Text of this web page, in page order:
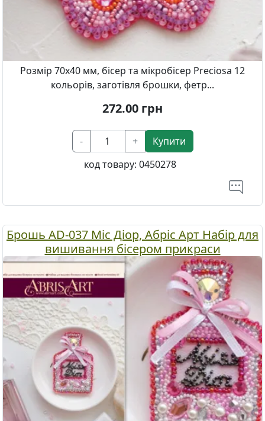
Розмір 70х40 мм, бісер та мікробісер Preciosa 12
кольорів, заготівля брошки, фетр...
272.00 грн
- +
Купити
код товару: 0450278
Брошь AD-037 Міс Діор, Абріс Арт Набір для
вишивання бісером прикраси